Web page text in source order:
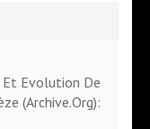
Et Evolution De
(Archive.Org):